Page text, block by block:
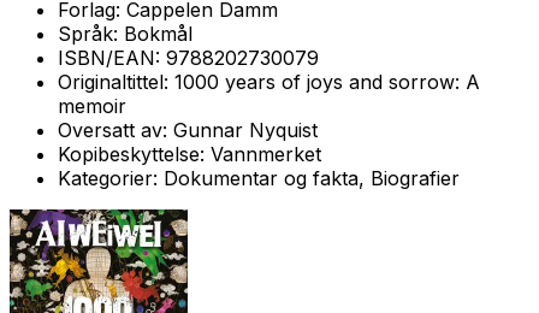
Forlag: Cappelen Damm
Språk: Bokmål
ISBN/EAN: 9788202730079
Originaltittel: 1000 years of joys and sorrow: A
memoir
Oversatt av: Gunnar Nyquist
Kopibeskyttelse: Vannmerket
Kategorier: Dokumentar og fakta, Biografier